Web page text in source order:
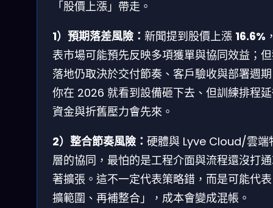
「股價上漲」帶走。
1）預期落差風險： 新聞提到股價上漲 16.6%
表市場可能預先反映多項獲單與協同效益；
落地仍取決於交付節奏、客戶驗收與部署週
你在 2026 就看到設備砸下去、但訓練排程
資金與折舊壓力會先來。
2）整合節奏風險： 硬體與 Lyve Cloud/雲端
層的協同，最怕的是工程介面與流程還沒打
著擴張。這不一定代表策略錯，而是可能代
擴範圍、再補整合」，成本會變成混帳。